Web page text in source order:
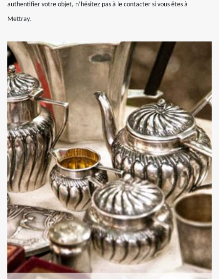
authentifier votre objet, n’hésitez pas à le contacter si vous êtes à
Mettray.